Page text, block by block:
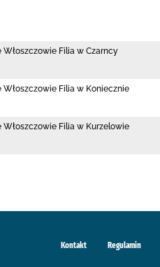
Włoszczowie Filia w Czarncy
Włoszczowie Filia w Koniecznie
Włoszczowie Filia w Kurzelowie
Kontakt Regulamin